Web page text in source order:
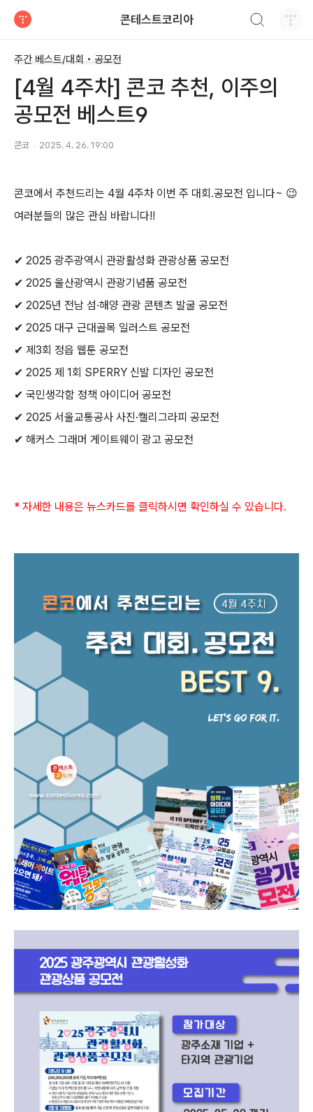
콘테스트코리아
주간 베스트/대회 • 공모전
[4월 4주차] 콘코 추천, 이주의
공모전 베스트9
콘코 2025. 4. 26. 19:00
콘코에서 추천드리는 4월 4주차 이번 주 대회 .공모전 입니다~ 😉
여러분들의 많은 관심 바랍니다!!
✔ 2025광주광역시 관광활성화 관광상품 공모전
✔ 2025 울산광역시 관광기념품 공모전
✔ 2025년 전남 섬·해양 관광 콘텐츠 발굴 공모전
✔ 2025 대구 근대골목 일러스트 공모전
✔ 제 3회 정읍 웹툰 공모전
✔ 2025 제 1회 SPERRY 신발 디자인 공모전
✔ 국민생각함 정책 아이디어 공모전
✔ 2025 서울교통공사 사진·캘리그라피 공모전
✔ 해커스 그래머 게이트웨이 광고 공모전
* 자세한 내용은 뉴스카드를 클릭하시면 확인하실 수 있습니다.